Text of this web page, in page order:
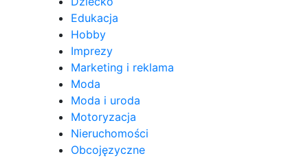
Edukacja
Hobby
Imprezy
Marketing i reklama
Moda
Moda i uroda
Motoryzacja
Nieruchomości
Obcojęzyczne